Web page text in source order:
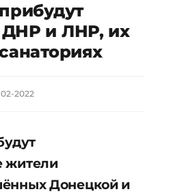
и ЛНР, их
02-2022
жители
Донецкой и